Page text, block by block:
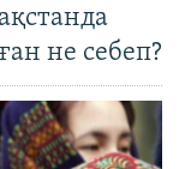
не себеп?